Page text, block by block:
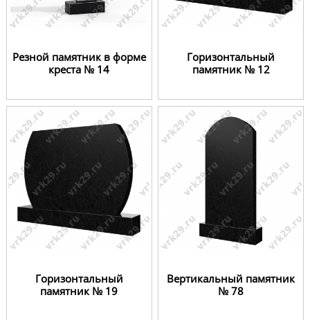
Резной памятник в форме
креста № 14
Горизонтальный
памятник № 12
Горизонтальный
памятник № 19
Вертикальный памятник
№ 78